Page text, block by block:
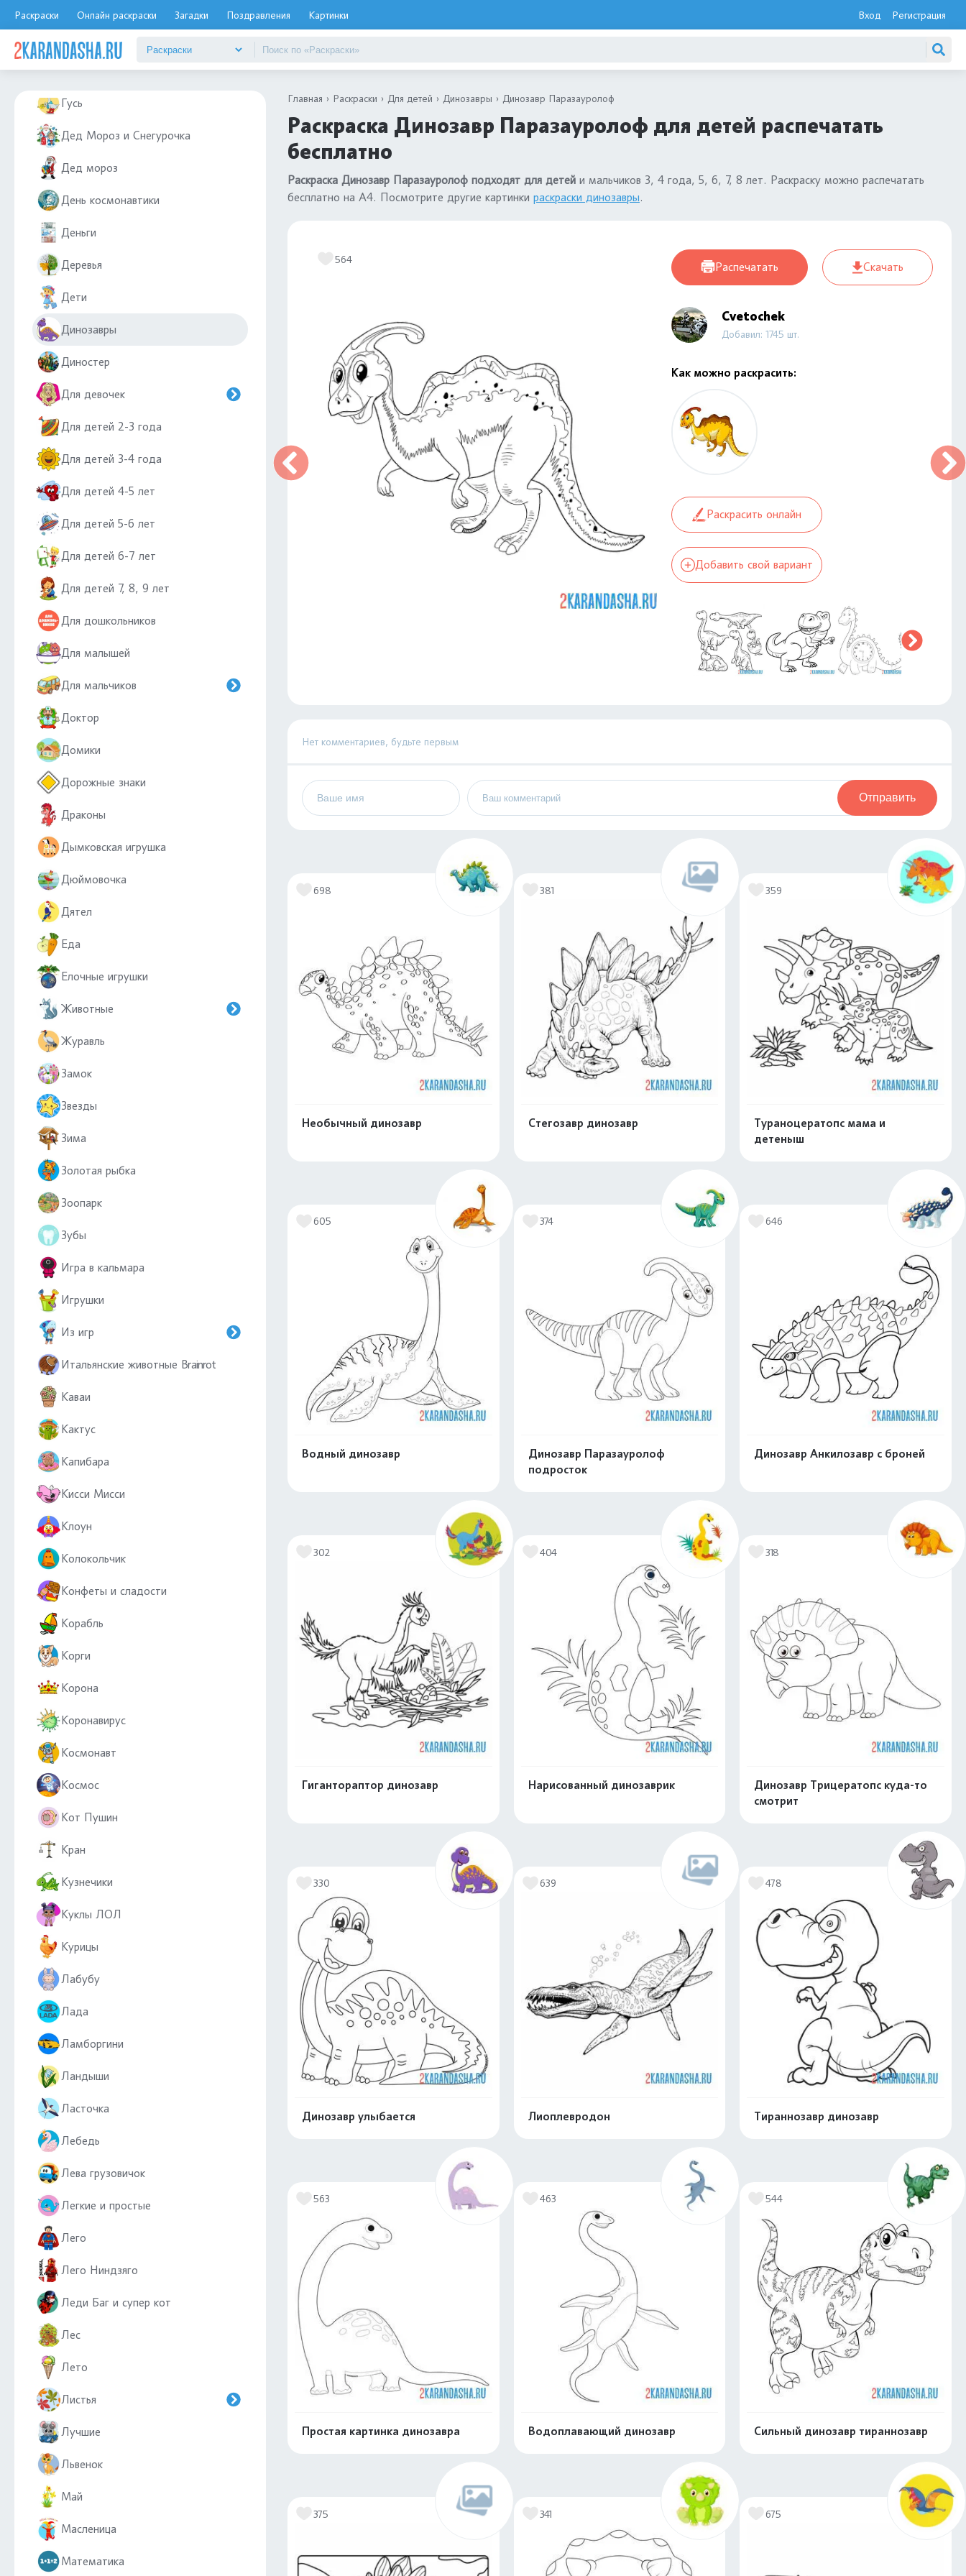
Раскраски Онлайн раскраски Загадки Поздравления Картинки Вход Регистрация
Гусеницы
Гусь
Дед Мороз и Снегурочка
Дед мороз
День космонавтики
Деньги
Деревья
Дети
Динозавры
Диностер
Для девочек
Для детей 2-3 года
Для детей 3-4 года
Для детей 4-5 лет
Для детей 5-6 лет
Для детей 6-7 лет
Для детей 7, 8, 9 лет
Для дошкольников
Для малышей
Для мальчиков
Доктор
Домики
Дорожные знаки
Драконы
Дымковская игрушка
Дюймовочка
Дятел
Еда
Елочные игрушки
Животные
Журавль
Замок
Звезды
Зима
Золотая рыбка
Зоопарк
Зубы
Игра в кальмара
Игрушки
Из игр
Итальянские животные Brainrot
Каваи
Кактус
Капибара
Кисси Мисси
Клоун
Колокольчик
Конфеты и сладости
Корабль
Корги
Корона
Коронавирус
Космонавт
Космос
Кот Пушин
Кран
Кузнечики
Куклы ЛОЛ
Курицы
Лабубу
Лада
Ламборгини
Ландыши
Ласточка
Лебедь
Лева грузовичок
Легкие и простые
Лего
Лего Ниндзяго
Леди Баг и супер кот
Лес
Лето
Листья
Лучшие
Львенок
Май
Масленица
Математика
Главная Раскраски Для детей Динозавры Динозавр Паразауролоф
Раскраска Динозавр Паразауролоф для детей распечатать
бесплатно
Раскраска Динозавр Паразауролоф подходят для детей и мальчиков 3, 4 года, 5, 6, 7, 8 лет. Раскраску можно распечатать
бесплатно на А4. Посмотрите другие картинки раскраски динозавры.
564
Распечатать Скачать
Cvetochek
Добавил: 1745 шт.
Как можно раскрасить:
Раскрасить онлайн
Добавить свой вариант
Нет комментариев, будьте первым
Отправить
698
Необычный динозавр
381
Стегозавр динозавр
359
Тураноцератопс мама и
детеныш
605
Водный динозавр
374
Динозавр Паразауролоф
подросток
646
Динозавр Анкилозавр с броней
302
Гигантораптор динозавр
404
Нарисованный динозаврик
318
Динозавр Трицератопс куда-то
смотрит
Распечатать и скачать
330
Динозавр улыбается
639
Лиоплевродон
478
Тираннозавр динозавр
563
Простая картинка динозавра
463
Водоплавающий динозавр
544
Сильный динозавр тираннозавр
375 341 675